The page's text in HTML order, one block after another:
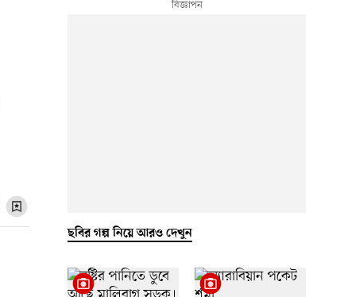
ছবির গল্প নিয়ে আরও দেখুন